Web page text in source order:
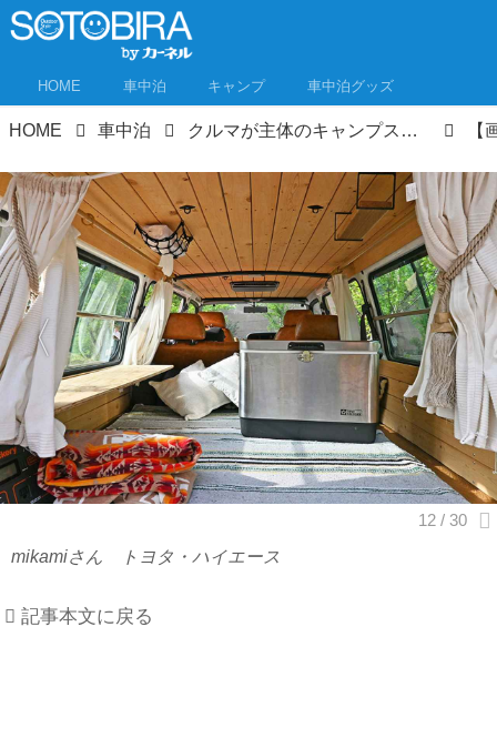
HOME 車中泊 キャンプ 車中泊グッズ
HOME 車中泊 クルマが主体のキャンプスタイル「VAN CAMP」 こだわり派が続々参戦！イベントレポート
mikamiさん トヨタ・ハイエース
記事本文に戻る